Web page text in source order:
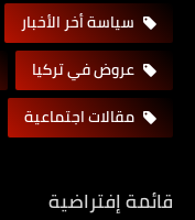
سياسة أخر الأخبار
عروض في تركيا
مقالات اجتماعية
قائمة إفتراضية